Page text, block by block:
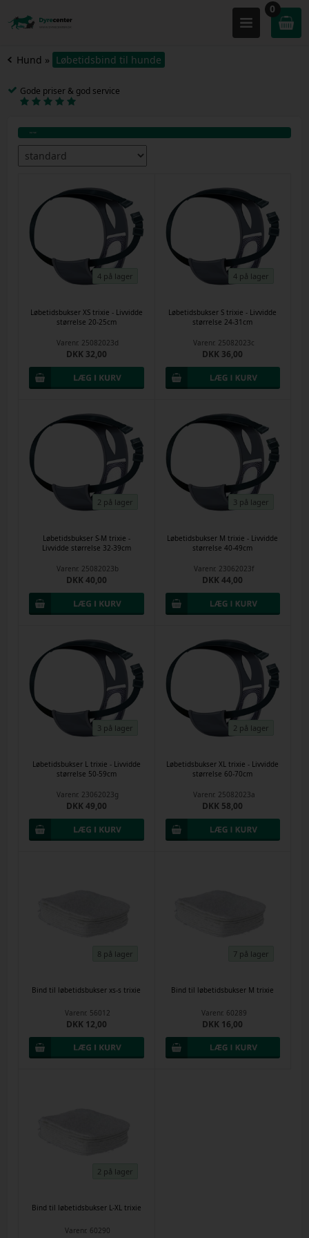
0
Hund » Løbetidsbind til hunde
Gode priser & god service
4 på lager
Løbetidsbukser XS trixie - Livvidde
størrelse 20-25cm
Varenr. 25082023d
DKK 32,00
4 på lager
Løbetidsbukser S trixie - Livvidde
størrelse 24-31cm
Varenr. 25082023c
DKK 36,00
2 på lager
Løbetidsbukser S-M trixie -
Livvidde størrelse 32-39cm
Varenr. 25082023b
DKK 40,00
3 på lager
Løbetidsbukser M trixie - Livvidde
størrelse 40-49cm
Varenr. 23062023f
DKK 44,00
3 på lager
Løbetidsbukser L trixie - Livvidde
størrelse 50-59cm
Varenr. 23062023g
DKK 49,00
2 på lager
Løbetidsbukser XL trixie - Livvidde
størrelse 60-70cm
Varenr. 25082023a
DKK 58,00
8 på lager
Bind til løbetidsbukser xs-s trixie
Varenr. 56012
DKK 12,00
7 på lager
Bind til løbetidsbukser M trixie
Varenr. 60289
DKK 16,00
2 på lager
Bind til løbetidsbukser L-XL trixie
Varenr. 60290